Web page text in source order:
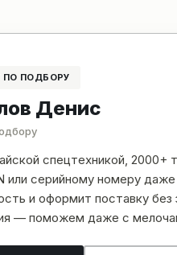
ПО ПОДБОРУ
Денис
спецтехникой,
или серийному номеру
и оформит поставку
— поможем даже с